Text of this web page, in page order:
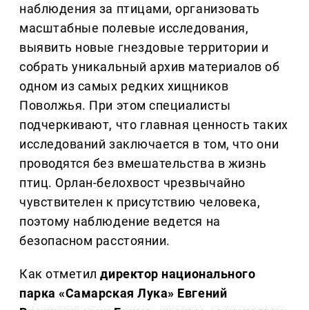
наблюдения за птицами, организовать
масштабные полевые исследования,
выявить новые гнездовые территории и
собрать уникальный архив материалов об
одном из самых редких хищников
Поволжья. При этом специалисты
подчеркивают, что главная ценность таких
исследований заключается в том, что они
проводятся без вмешательства в жизнь
птиц. Орлан-белохвост чрезвычайно
чувствителен к присутствию человека,
поэтому наблюдение ведется на
безопасном расстоянии.
Как отметилдиректор национального
парка «Самарская Лука» Евгений